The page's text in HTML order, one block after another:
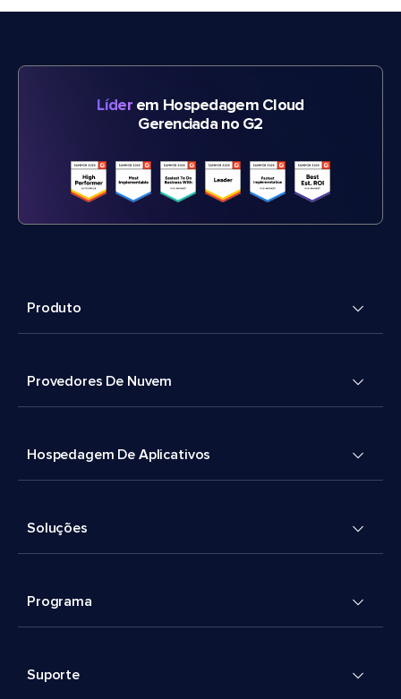
Líderem Hospedagem Cloud
Gerenciada no G2
Produto
Provedores De Nuvem
Hospedagem De Aplicativos
Soluções
Programa
Suporte